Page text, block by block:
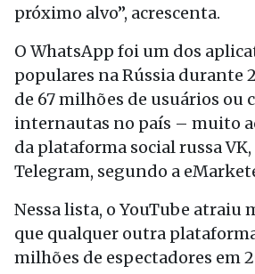
próximo alvo”, acrescenta.
O WhatsApp foi um dos
populares na Rússia durante
de 67 milhões de usuários ou
internautas no país – muito
da plataforma social russa VK,
Telegram, segundo a
Nessa lista, o YouTube atraiu
que qualquer outra
milhões de espectadores em